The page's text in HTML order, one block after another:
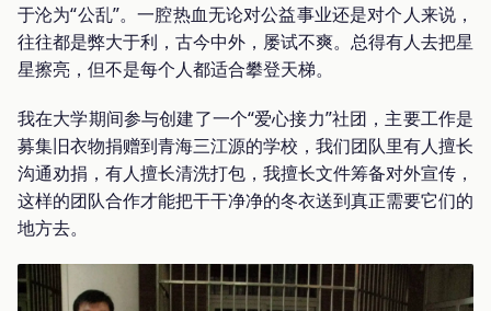
于沦为“公乱”。一腔热血无论对公益事业还是对个人来说，
往往都是弊大于利，古今中外，屡试不爽。总得有人去把星
星擦亮，但不是每个人都适合攀登天梯。
我在大学期间参与创建了一个“爱心接力”社团，主要工作是
募集旧衣物捐赠到青海三江源的学校，我们团队里有人擅长
沟通劝捐，有人擅长清洗打包，我擅长文件筹备对外宣传，
这样的团队合作才能把干干净净的冬衣送到真正需要它们的
地方去。